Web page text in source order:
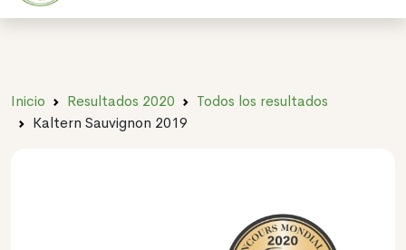
Inicio Resultados 2020
Todos los resultados
Kaltern Sauvignon 2019